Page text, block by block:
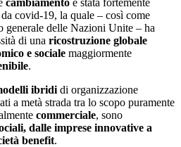
da covid-19, la quale – così come
generale delle Nazioni Unite – ha
di una ricostruzione globale
e sociale maggiormente
.
ibridi di organizzazione
a metà strada tra lo scopo puramente
commerciale, sono
dalle imprese innovative a
benefit.